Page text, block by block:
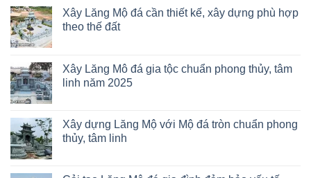
Xây Lăng Mộ đá cần thiết kế, xây dựng phù hợp
theo thế đất
Xây Lăng Mô đá gia tộc chuẩn phong thủy, tâm
linh năm 2025
Xây dựng Lăng Mộ với Mộ đá tròn chuẩn phong
thủy, tâm linh